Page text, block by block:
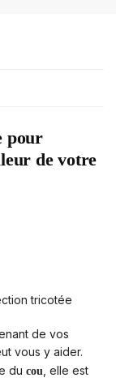
pour
de votre
tricotée
de vos
vous y aider.
du cou , elle est